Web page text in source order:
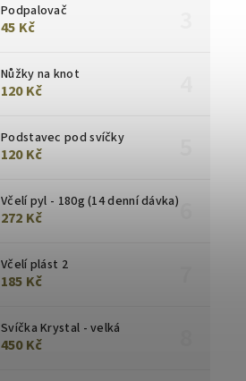
Podpalovač
45 Kč
Nůžky na knot
120 Kč
Podstavec pod svíčky
120 Kč
Včelí pyl - 180g (14 denní dávka)
272 Kč
Včelí plást 2
185 Kč
Svíčka Krystal - velká
450 Kč